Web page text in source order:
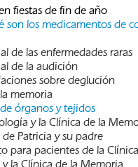
fiestas de fin de año
son los medicamentos de
de las enfermedades raras
de la audición
sobre deglución
memoria
órganos y tejidos
y la Clínica de la
Patricia y su padre
para pacientes de la
la Clínica de la Memoria